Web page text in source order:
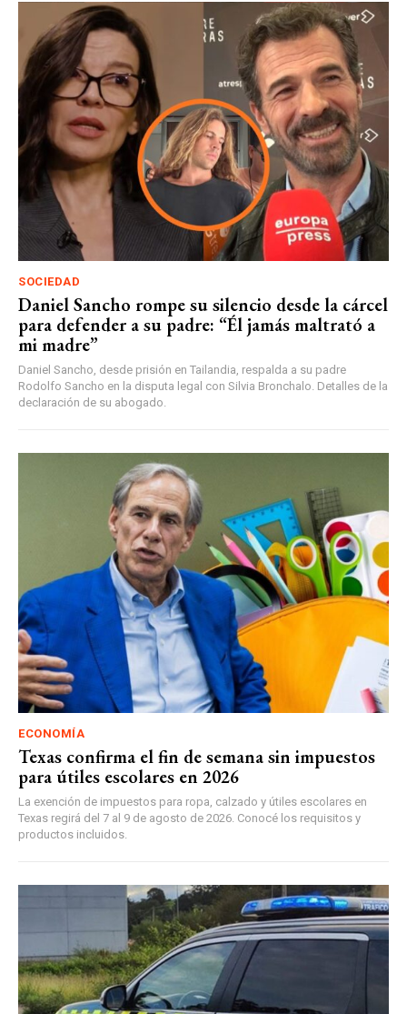
SOCIEDAD
Daniel Sancho rompe su silencio desde la cárcel
para defender a su padre: “Él jamás maltrató a
mi madre”
Daniel Sancho, desde prisión en Tailandia, respalda a su padre
Rodolfo Sancho en la disputa legal con Silvia Bronchalo. Detalles de la
declaración de su abogado.
ECONOMÍA
Texas confirma el fin de semana sin impuestos
para útiles escolares en 2026
La exención de impuestos para ropa, calzado y útiles escolares en
Texas regirá del 7 al 9 de agosto de 2026. Conocé los requisitos y
productos incluidos.